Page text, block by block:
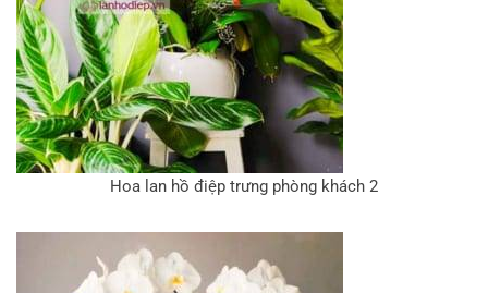
Hoa lan hồ điệp trưng phòng khách 2